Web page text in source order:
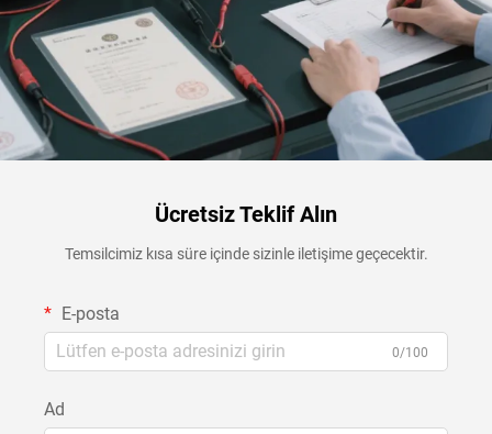
Ücretsiz Teklif Alın
Temsilcimiz kısa süre içinde sizinle iletişime geçecektir.
E-posta
0/100
Ad